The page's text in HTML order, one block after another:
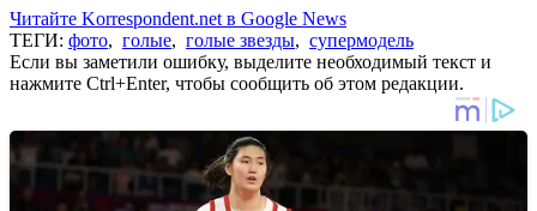
Читайте Korrespondent.net в Google News
ТЕГИ: фото, голые, голые звезды, супермодель
Если вы заметили ошибку, выделите необходимый текст и
нажмите Ctrl+Enter, чтобы сообщить об этом редакции.